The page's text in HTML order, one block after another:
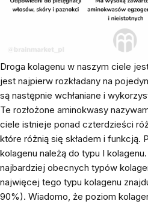
Droga kolagenu w naszym ciele
jest najpierw rozkładany na
są następnie wchłaniane i
Te rozłożone aminokwasy
ciele istnieje ponad czterdzieści
które różnią się składem i funkcją.
kolagenu należą do typu I
najbardziej obecnych typów
najwięcej tego typu kolagenu
90%). Wiadomo, że poziom